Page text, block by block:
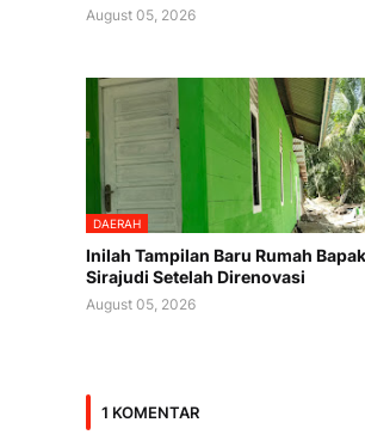
August 05, 2026
DAERAH
Inilah Tampilan Baru Rumah Bapak
Sirajudi Setelah Direnovasi
August 05, 2026
1 KOMENTAR